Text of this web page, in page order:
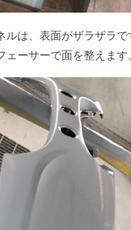
ルは、表面がザラザラ
ーサーで面を整えます。